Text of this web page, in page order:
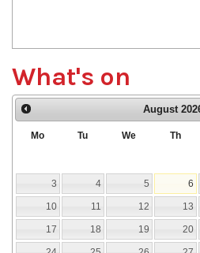
What's on
August
Mo Tu We Th
3 4 5 6
10 11 12 13
17 18 19 20